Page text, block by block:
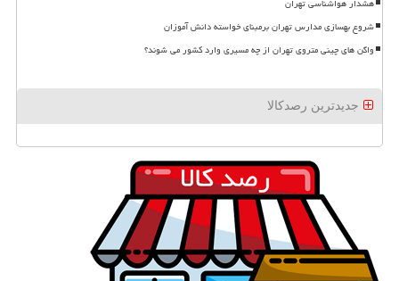
شروع بهسازی مدارس تهران برمبنای خواسته دانش آموزان
واگن های چینی متروی تهران از چه مسیری وارد کشور می شوند؟
جدیدترین رصدکالا